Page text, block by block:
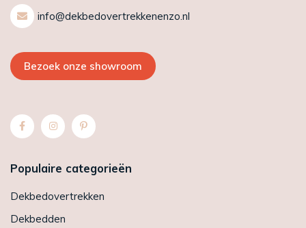
info@dekbedovertrekkenenzo.nl
Bezoek onze showroom
Populaire categorieën
Dekbedovertrekken
Dekbedden